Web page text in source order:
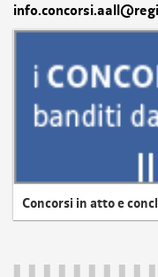
Concorsi in atto e